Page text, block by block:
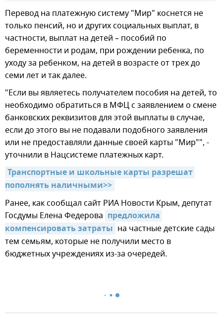
Перевод на платежную систему "Мир" коснется не
только пенсий, но и других социальных выплат, в
частности, выплат на детей – пособий по
беременности и родам, при рождении ребенка, по
уходу за ребенком, на детей в возрасте от трех до
семи лет и так далее.
"Если вы являетесь получателем пособия на детей, то
необходимо обратиться в МФЦ с заявлением о смене
банковских реквизитов для этой выплаты в случае,
если до этого вы не подавали подобного заявления
или не предоставляли данные своей карты "Мир"", -
уточнили в Нацсистеме платежных карт.
Транспортные и школьные карты разрешат
пополнять наличными>>
Ранее, как сообщал сайт РИА Новости Крым, депутат
Госдумы Елена Федерова предложила
компенсировать затраты на частные детские сады
тем семьям, которые не получили место в
бюджетных учреждениях из-за очередей.